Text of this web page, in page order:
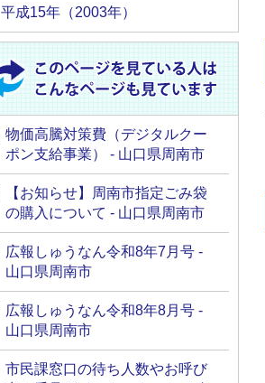
平成15年（2003年）
物価高騰対策費（デジタルクー
ポン支給事業） - 山口県周南市
【お知らせ】周南市指定ごみ袋
の購入について - 山口県周南市
広報しゅうなん令和8年7月号 -
山口県周南市
広報しゅうなん令和8年8月号 -
山口県周南市
市民課窓口の待ち人数やお呼び